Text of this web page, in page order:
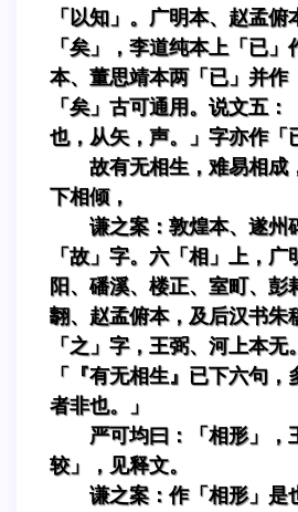
「以知」。广明本、赵孟
「矣」，李道纯本上「已
本、董思靖本两「已」并作
「矣」古可通用。说文五：
也，从矢，声。」字亦作「
故有无相生，难易相成
下相倾，
谦之案：敦煌本、遂州
「故」字。六「相」上，广
阳、磻溪、楼正、室町、彭
翿、赵孟俯本，及后汉书朱
「之」字，王弼、河上本无
「『有无相生』已下六句
者非也。」
严可均曰：「相形」，
较」，见释文。
谦之案：作「相形」是